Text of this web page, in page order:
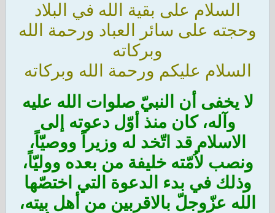
السلام على بقية الله في البلاد
وحجته على سائر العباد ورحمة الله
وبركاته
السلام عليكم ورحمة الله وبركاته
لا يخفى أن النبيّ صلوات الله عليه
وآله، كان منذ أوّل دعوته إلى
الاسلام قد اتّخد له وزيراً ووصيّاً،
ونصب لاُمّته خليفة من بعده ووليّاً،
وذلك في بدء الدعوة التي اختصّها
الله عزّوجلّ بالاقربين من أهل بيته،